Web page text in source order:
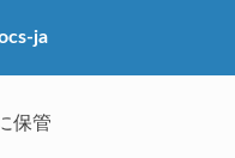
ja
保管